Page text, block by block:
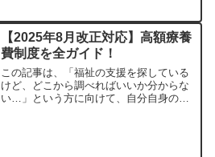
【2025年8月改正対応】高額療養
費制度を全ガイド！
この記事は、「福祉の支援を探している
けど、どこから調べればいいか分からな
い…」という方に向けて、自分自身の経